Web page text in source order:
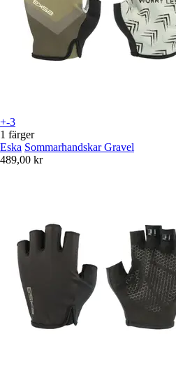
+-3
1 färger
Eska Sommarhandskar Gravel
489,00 kr